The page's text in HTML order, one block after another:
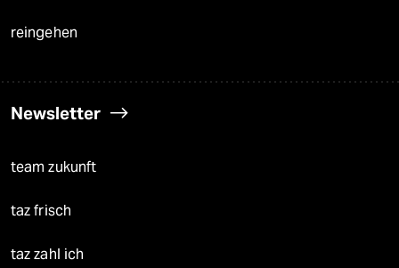
reingehen
Newsletter
team zukunft
taz frisch
taz zahl ich